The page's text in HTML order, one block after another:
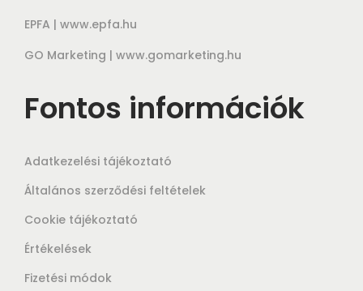
EPFA | www.epfa.hu
GO Marketing | www.gomarketing.hu
Fontos információk
Adatkezelési tájékoztató
Általános szerződési feltételek
Cookie tájékoztató
Értékelések
Fizetési módok